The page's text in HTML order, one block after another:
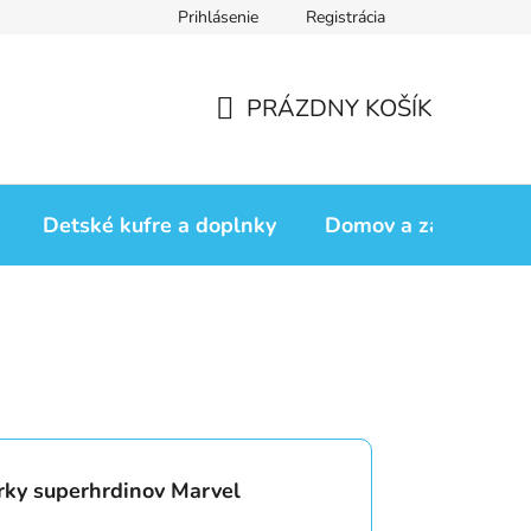
Vrátenie tovaru Obchodné podmienky
Prihlásenie Registrácia
KOŠÍK
PRÁZDNY KOŠÍK
Detské kufre a doplnky Domov a záhrada
superhrdinov Marvel